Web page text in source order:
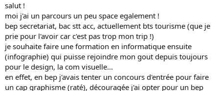
salut !
moi j'ai un parcours un peu space egalement !
bep secretariat, bac stt acc, actuellement bts tourisme (que je
prie pour l'avoir car c'est pas trop mon trip !)
je souhaite faire une formation en informatique ensuite
(infographie) qui puisse rejoindre mon gout depuis toujours
pour le design, la com visuelle...
en effet, en bep j'avais tenter un concours d'entrée pour faire
un cap graphisme (raté), découragée j'ai opter pour un bep